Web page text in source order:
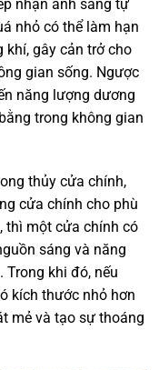
nhận ánh sáng tự
nhỏ có thể làm hạn
gây cản trở cho
gian sống. Ngược
năng lượng dương
trong không gian
thủy cửa chính,
cửa chính cho phù
thì một cửa chính có
sáng và năng
Trong khi đó, nếu
kích thước nhỏ hơn
mẻ và tạo sự thoáng